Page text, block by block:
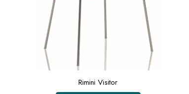
Rimini Visitor